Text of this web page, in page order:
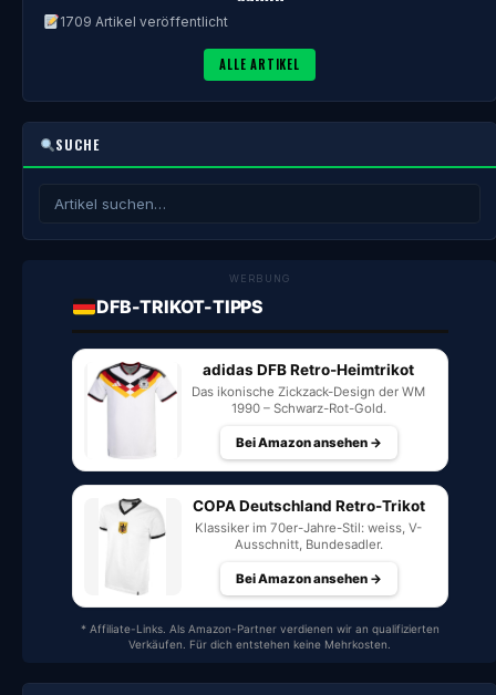
1709 Artikel veröffentlicht
ALLE ARTIKEL
SUCHE
WERBUNG
DFB-TRIKOT-TIPPS
adidas DFB Retro-Heimtrikot
Das ikonische Zickzack-Design der WM
1990 – Schwarz-Rot-Gold.
Bei Amazon ansehen →
COPA Deutschland Retro-Trikot
Klassiker im 70er-Jahre-Stil: weiss, V-
Ausschnitt, Bundesadler.
Bei Amazon ansehen →
* Affiliate-Links. Als Amazon-Partner verdienen wir an qualifizierten
Verkäufen. Für dich entstehen keine Mehrkosten.